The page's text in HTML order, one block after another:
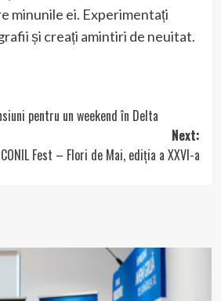
minunile ei. Experimentați
și creați amintiri de neuitat.
pentru un weekend în Delta
Next:
Fest – Flori de Mai, ediția a XXVI-a